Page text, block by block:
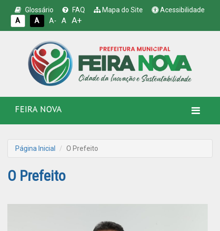
Glossário FAQ Mapa do Site
Acessibilidade
A
A A- A A+
FEIRA NOVA
Página Inicial O Prefeito
O Prefeito